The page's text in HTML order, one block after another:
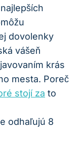
dovolenky
vášeň
krás
mesta. Poreč
stojí za to